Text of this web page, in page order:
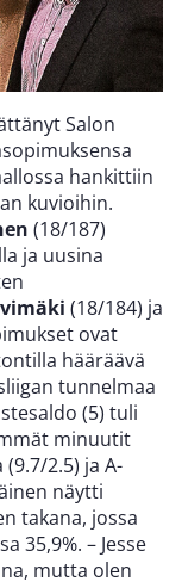
Salon
hankittiin
kuvioihin.
(18/187)
ja uusina
(18/184) ja
ovat
hääräävä
tunnelmaa
(5) tuli
minuutit
2.5) ja A-
näytti
takana, jossa
35,9%. – Jesse
mutta olen